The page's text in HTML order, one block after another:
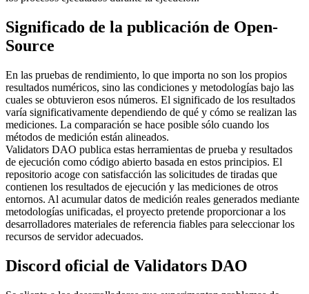
Significado de la publicación de Open-
Source
En las pruebas de rendimiento, lo que importa no son los propios
resultados numéricos, sino las condiciones y metodologías bajo las
cuales se obtuvieron esos números. El significado de los resultados
varía significativamente dependiendo de qué y cómo se realizan las
mediciones. La comparación se hace posible sólo cuando los
métodos de medición están alineados.
Validators DAO publica estas herramientas de prueba y resultados
de ejecución como código abierto basada en estos principios. El
repositorio acoge con satisfacción las solicitudes de tiradas que
contienen los resultados de ejecución y las mediciones de otros
entornos. Al acumular datos de medición reales generados mediante
metodologías unificadas, el proyecto pretende proporcionar a los
desarrolladores materiales de referencia fiables para seleccionar los
recursos de servidor adecuados.
Discord oficial de Validators DAO